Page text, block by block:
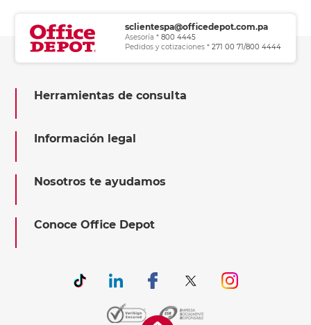
sclientespa@officedepot.com.pa
Asesoría * 800 4445
Pedidos y cotizaciones * 271 00 71/800 4444
Herramientas de consulta
Información legal
Nosotros te ayudamos
Conoce Office Depot